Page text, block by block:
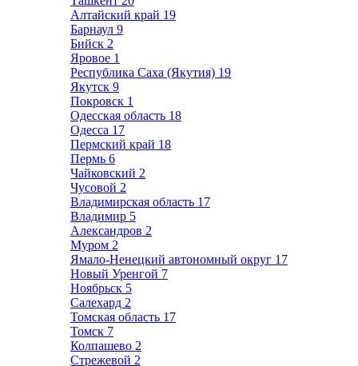
Алтайский край 19
Барнаул 9
Бийск 2
Яровое 1
Республика Саха (Якутия) 19
Якутск 9
Покровск 1
Одесская область 18
Одесса 17
Пермский край 18
Пермь 6
Чайковский 2
Чусовой 2
Владимирская область 17
Владимир 5
Александров 2
Муром 2
Ямало-Ненецкий автономный округ 17
Новый Уренгой 7
Ноябрьск 5
Салехард 2
Томская область 17
Томск 7
Колпашево 2
Стрежевой 2